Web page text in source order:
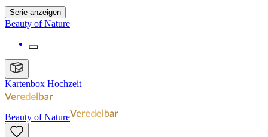
Serie anzeigen
Beauty of Nature
Kartenbox Hochzeit
Beauty of Nature